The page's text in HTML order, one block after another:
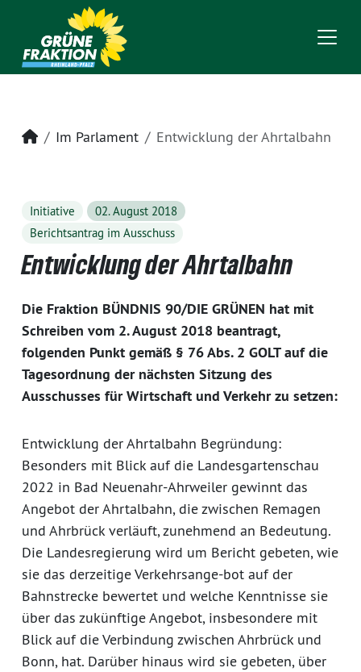
Startseite
Im Parlament Entwicklung der Ahrtalbahn
Initiative
02. August 2018
Berichtsantrag im Ausschuss
Entwicklung der Ahrtalbahn
Die Fraktion BÜNDNIS 90/DIE GRÜNEN hat mit
Schreiben vom 2. August 2018 beantragt,
folgenden Punkt gemäß § 76 Abs. 2 GOLT auf die
Tagesordnung der nächsten Sitzung des
Ausschusses für Wirtschaft und Verkehr zu setzen:
Entwicklung der Ahrtalbahn Begründung:
Besonders mit Blick auf die Landesgartenschau
2022 in Bad Neuenahr-Ahrweiler gewinnt das
Angebot der Ahrtalbahn, die zwischen Remagen
und Ahrbrück verläuft, zunehmend an Bedeutung.
Die Landesregierung wird um Bericht gebeten, wie
sie das derzeitige Verkehrsange-bot auf der
Bahnstrecke bewertet und welche Kenntnisse sie
über das zukünftige Angebot, insbesondere mit
Blick auf die Verbindung zwischen Ahrbrück und
Bonn, hat. Darüber hinaus wird sie gebeten, über